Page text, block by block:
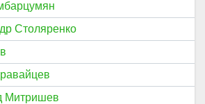
Столяренко
Митришев